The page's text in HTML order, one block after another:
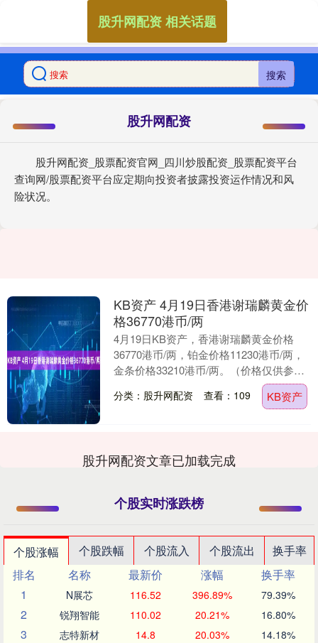
搜索
股升网配资
股升网配资_股票配资官网_四川炒股配资_股票配资平台
查询网/股票配资平台应定期向投资者披露投资运作情况和风
险状况。
股升网配资 相关话题
KB资产 4月19日香港谢瑞麟黄金价
格36770港币/两
4月19日KB资产，香港谢瑞麟黄金价格
36770港币/两，铂金价格11230港币/两，
金条价格33210港币/两。（价格仅供参
考，以门店实际为准）同日上海黄金交....
分类：股升网配资 查看：109 KB资产
股升网配资文章已加载完成
个股实时涨跌榜
个股涨幅 个股跌幅 个股流入 个股流出
换手率
排名
名称 最新价 涨幅
换手率
1
N展芯 116.52 396.89% 79.39%
2 锐翔智能 110.02 20.21% 16.80%
3 志特新材 14.8 20.03% 14.18%